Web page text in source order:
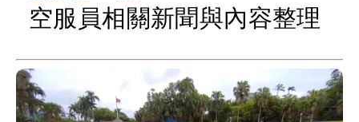
空服員相關新聞與內容整理